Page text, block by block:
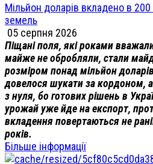
Мільйон доларів вкладено в 200
земель
05 серпня 2026
Піщані поля, які роками
майже не обробляли, стали
розміром понад мільйон
довелося шукати за кордоном,
з нуля, бо готових рішень в
урожай уже йде на експорт,
вкладення повертаються не
років.
Більше інформації